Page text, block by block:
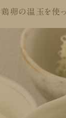
卵の温玉を使っ